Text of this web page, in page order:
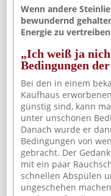
Wenn andere
bewundernd
Energie zu
„Ich weiß ja
Bedingungen
Bei den in einem
Kaufhaus
günstig sind, kann
unter unschönen
Danach wurde er
Bedingungen von
gebracht. Der
mit ein paar
schnellen Abspülen
ungeschehen